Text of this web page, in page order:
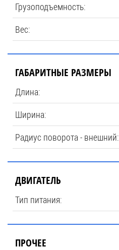
Грузоподъемность:
Вес:
ГАБАРИТНЫЕ РАЗМЕРЫ
Длина:
Ширина:
Радиус поворота - внешний:
ДВИГАТЕЛЬ
Тип питания:
ПРОЧЕЕ